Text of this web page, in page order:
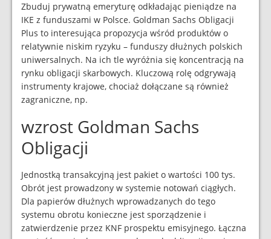
Zbuduj prywatną emeryturę odkładając pieniądze na
IKE z funduszami w Polsce. Goldman Sachs Obligacji
Plus to interesująca propozycja wśród produktów o
relatywnie niskim ryzyku – funduszy dłużnych polskich
uniwersalnych. Na ich tle wyróżnia się koncentracją na
rynku obligacji skarbowych. Kluczową rolę odgrywają
instrumenty krajowe, chociaż dołączane są również
zagraniczne, np.
wzrost Goldman Sachs
Obligacji
Jednostką transakcyjną jest pakiet o wartości 100 tys.
Obrót jest prowadzony w systemie notowań ciągłych.
Dla papierów dłużnych wprowadzanych do tego
systemu obrotu konieczne jest sporządzenie i
zatwierdzenie przez KNF prospektu emisyjnego. Łączna